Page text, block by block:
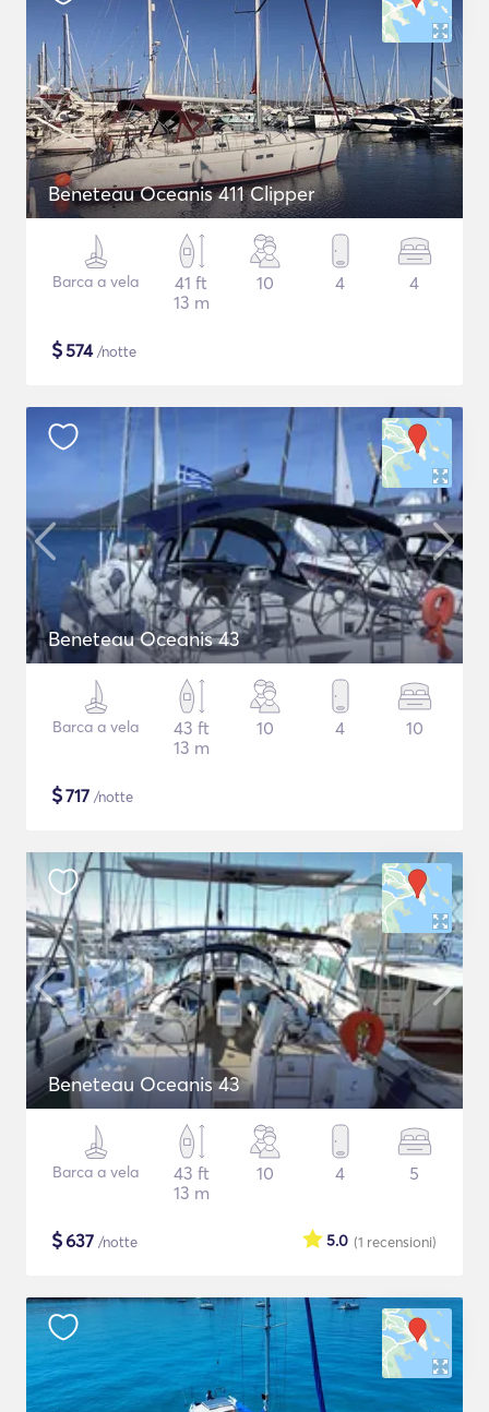
Beneteau Oceanis 411 Clipper
Barca a vela
41 ft
13 m
10 4 4
$574/notte
Beneteau Oceanis 43
Barca a vela
43 ft
13 m
10 4 10
$717 /notte
Beneteau Oceanis 43
Barca a vela
43 ft
13 m
10 4 5
$637 /notte (1 recensioni)
5.0